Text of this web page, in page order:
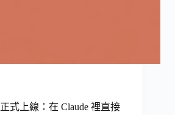
式上線：在 Claude 裡直接